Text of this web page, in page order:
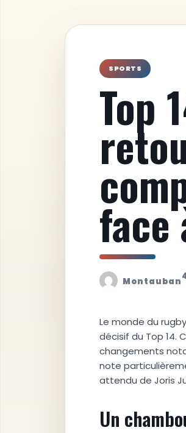
SPORTS
Top
face
Montauban
Le monde du
décisif du Top 14.
changements
note
attendu de Joris
Un